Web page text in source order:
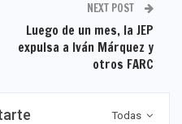
NEXT POST
Luego de un mes, la JEP
expulsa a Iván Márquez y
otros FARC
Todas